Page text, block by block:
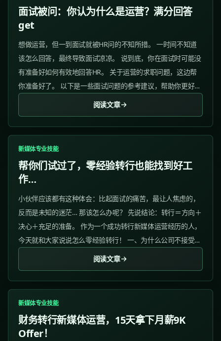
面试被问：你认为什么是运营？满分回答
get
想做运营，但一到面试就被HR问的不知所措。 一时间不知道
该怎么回答，最终导致面试凉凉。 说到底，你在面试时可能没
有准备好如何有效地回答HR。 关于运营的求职问题，这边帮
你准备好了。 以下是一些面试问题的参考建议，帮助你更好地
准备面试并提高成功率。 1、你认为什么是运营？ 参考答
案：...
阅读文章
新媒体专业技能
帮你们试过了，零经验转行也能找到好工
作…
小伙伴应该都有这种体会：比起面试的痛苦，最让人焦虑的，
反而是未知的迷茫… 那该怎么办呢？ 先说结论：转行＝方向＋
决心＋充足的准备。 作为一个成功转行新媒体运营经历的人，
今天就和大家说说怎么零经验转行！ 一、为什么公司不接受没
阅读文章
新媒体专业技能
财务转行新媒体运营，15天拿下月薪9K
Offer！